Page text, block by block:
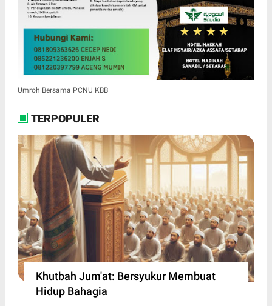
Umroh Bersama PCNU KBB
TERPOPULER
Khutbah Jum'at: Bersyukur Membuat
Hidup Bahagia